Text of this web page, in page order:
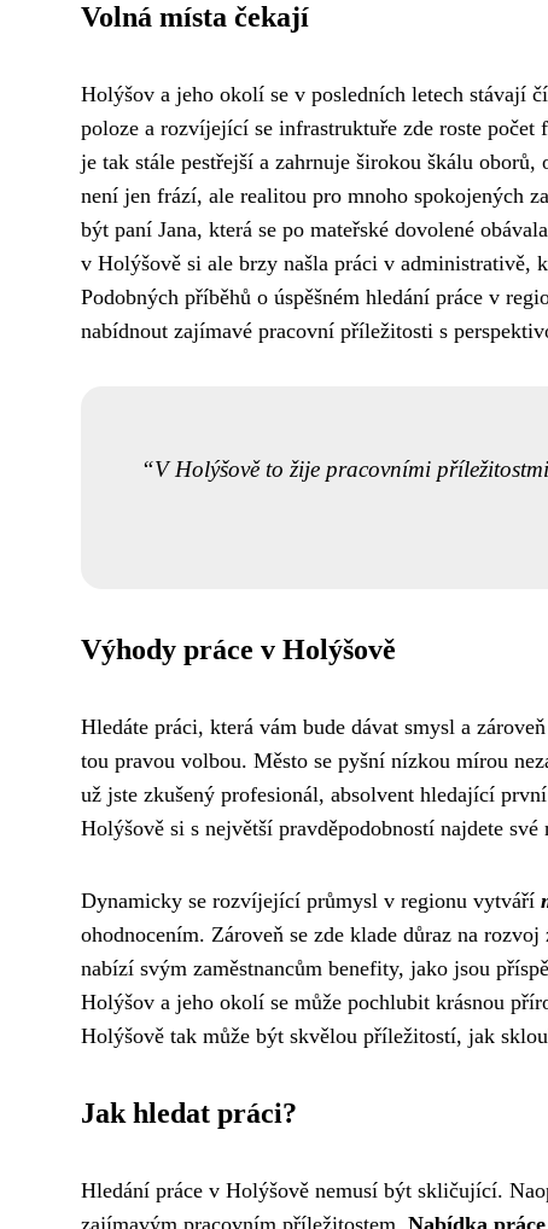
Volná místa čekají
Holýšov a jeho okolí se v posledních letech stávají
poloze a rozvíjející se infrastruktuře zde roste počet
je tak stále pestřejší a zahrnuje širokou škálu
není jen frází, ale realitou pro mnoho spokojených
být paní Jana, která se po mateřské dovolené
v Holýšově si ale brzy našla práci v administrativě,
Podobných příběhů o úspěšném hledání práce v
nabídnout zajímavé pracovní příležitosti s
V Holýšově to žije pracovními
Výhody práce v Holýšově
Hledáte práci, která vám bude dávat smysl a
tou pravou volbou. Město se pyšní nízkou mírou
už jste zkušený profesionál, absolvent hledající
Holýšově si s největší pravděpodobností najdete své
Dynamicky se rozvíjející průmysl v regionu vytváří
ohodnocením. Zároveň se zde klade důraz na
nabízí svým zaměstnancům benefity, jako jsou
Holýšov a jeho okolí se může pochlubit krásnou
Holýšově tak může být skvělou příležitostí, jak
Jak hledat práci?
Hledání práce v Holýšově nemusí být skličující.